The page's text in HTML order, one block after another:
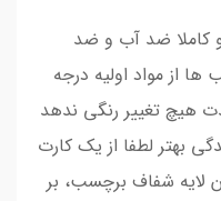
ضد آب و ضد
از مواد اولیه درجه
هیچ تغییر رنگی ندهد
بهتر لطفا از یک کارت
لایه شفاف برچسب، بر